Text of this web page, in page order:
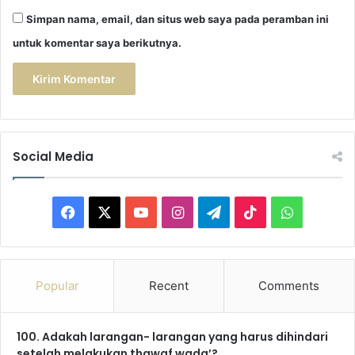
Simpan nama, email, dan situs web saya pada peramban ini
untuk komentar saya berikutnya.
Social Media
Facebook YouTubeInstagramTelegram
TikTok
Popular Recent Comments
100. Adakah larangan- larangan yang harus dihindari